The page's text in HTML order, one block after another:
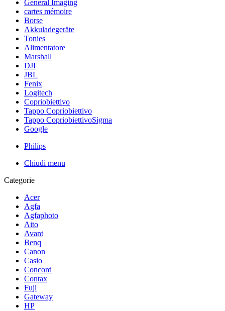
General Imaging
cartes mémoire
Borse
Akkuladegeräte
Tonies
Alimentatore
Marshall
DJI
JBL
Fenix
Logitech
Copriobiettivo
Tappo Copriobiettivo
Tappo CopriobiettivoSigma
Google
Philips
Chiudi menu
Categorie
Acer
Agfa
Agfaphoto
Aito
Avant
Benq
Canon
Casio
Concord
Contax
Fuji
Gateway
HP